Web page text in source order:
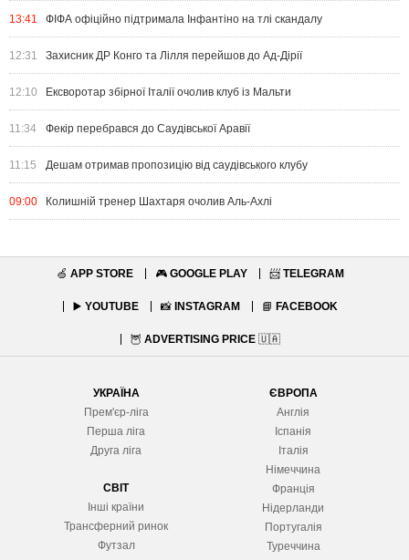
13:41 ФІФА офіційно підтримала Інфантіно на тлі скандалу
12:31 Захисник ДР Конго та Лілля перейшов до Ад-Дірії
12:10 Ексворотар збірної Італії очолив клуб із Мальти
11:34 Фекір перебрався до Саудівської Аравії
11:15 Дешам отримав пропозицію від саудівського клубу
09:00 Колишній тренер Шахтаря очолив Аль-Ахлі
🍏 APP STORE 🎮 GOOGLE PLAY 📨 TELEGRAM
▶️ YOUTUBE 📸 INSTAGRAM 📘 FACEBOOK
🦉 ADVERTISING PRICE 🇺🇦
УКРАЇНА
Прем'єр-ліга
Перша ліга
Друга ліга
СВІТ
Інші країни
Трансферний ринок
Футзал
ЄВРОПА
Англія
Іспанія
Італія
Німеччина
Франція
Нідерланди
Португалія
Туреччина